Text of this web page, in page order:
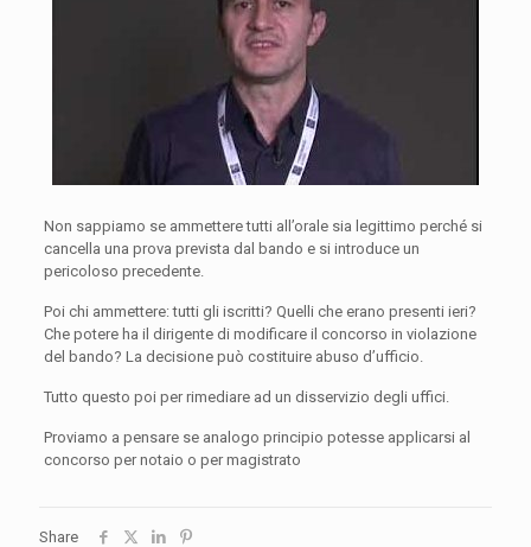
Non sappiamo se ammettere tutti all’orale sia legittimo perché si
cancella una prova prevista dal bando e si introduce un
pericoloso precedente.
Poi chi ammettere: tutti gli iscritti? Quelli che erano presenti ieri?
Che potere ha il dirigente di modificare il concorso in violazione
del bando? La decisione può costituire abuso d’ufficio.
Tutto questo poi per rimediare ad un disservizio degli uffici.
Proviamo a pensare se analogo principio potesse applicarsi al
concorso per notaio o per magistrato
Share